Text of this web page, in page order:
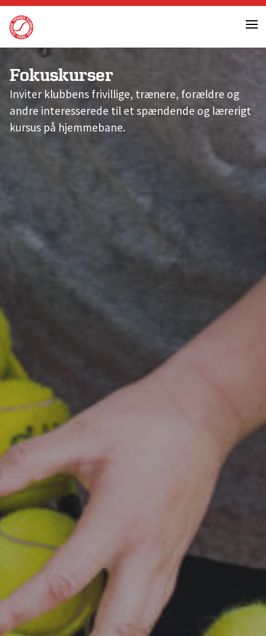
Skip
content
Fokuskurser
Inviter klubbens frivillige, trænere, forældre og
andre interesserede til et spændende og lærerigt
kursus på hjemmebane.